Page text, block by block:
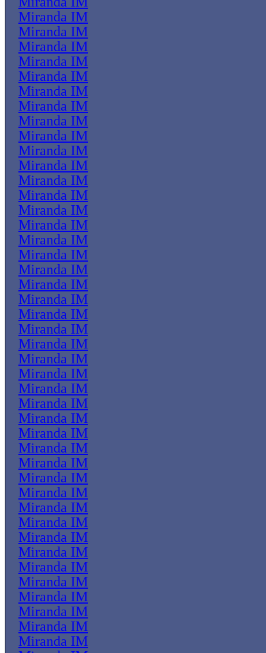
Miranda IM
Miranda IM
Miranda IM
Miranda IM
Miranda IM
Miranda IM
Miranda IM
Miranda IM
Miranda IM
Miranda IM
Miranda IM
Miranda IM
Miranda IM
Miranda IM
Miranda IM
Miranda IM
Miranda IM
Miranda IM
Miranda IM
Miranda IM
Miranda IM
Miranda IM
Miranda IM
Miranda IM
Miranda IM
Miranda IM
Miranda IM
Miranda IM
Miranda IM
Miranda IM
Miranda IM
Miranda IM
Miranda IM
Miranda IM
Miranda IM
Miranda IM
Miranda IM
Miranda IM
Miranda IM
Miranda IM
Miranda IM
Miranda IM
Miranda IM